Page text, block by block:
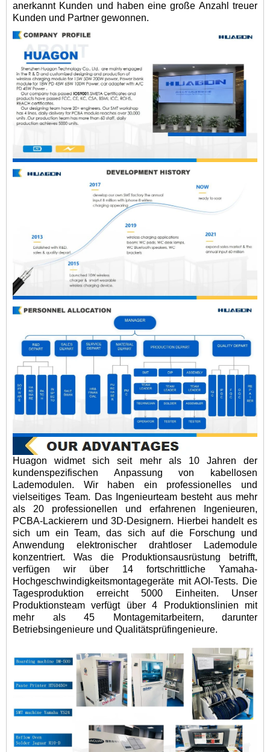
anerkannt Kunden und haben eine große Anzahl treuer
Kunden und Partner gewonnen.
Huagon widmet sich seit mehr als 10 Jahren der
kundenspezifischen Anpassung von kabellosen
Lademodulen. Wir haben ein professionelles und
vielseitiges Team. Das Ingenieurteam besteht aus mehr
als 20 professionellen und erfahrenen Ingenieuren,
PCBA-Lackierern und 3D-Designern. Hierbei handelt es
sich um ein Team, das sich auf die Forschung und
Anwendung elektronischer drahtloser Lademodule
konzentriert. Was die Produktionsausrüstung betrifft,
verfügen wir über 14 fortschrittliche Yamaha-
Hochgeschwindigkeitsmontagegeräte mit AOI-Tests. Die
Tagesproduktion erreicht 5000 Einheiten. Unser
Produktionsteam verfügt über 4 Produktionslinien mit
mehr als 45 Montagemitarbeitern, darunter
Betriebsingenieure und Qualitätsprüfingenieure.